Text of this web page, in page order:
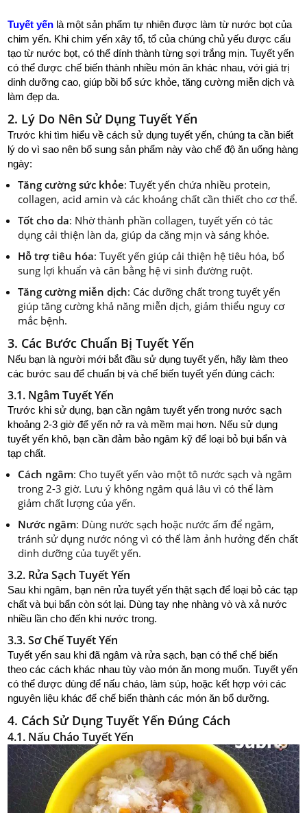
Tuyết yến là một sản phẩm tự nhiên được làm từ nước bọt của
chim yến. Khi chim yến xây tổ, tổ của chúng chủ yếu được cấu
tạo từ nước bọt, có thể dính thành từng sợi trắng mịn. Tuyết yến
có thể được chế biến thành nhiều món ăn khác nhau, với giá trị
dinh dưỡng cao, giúp bồi bổ sức khỏe, tăng cường miễn dịch và
làm đẹp da.
2. Lý Do Nên Sử Dụng Tuyết Yến
Trước khi tìm hiểu về cách sử dụng tuyết yến, chúng ta cần biết
lý do vì sao nên bổ sung sản phẩm này vào chế độ ăn uống hàng
ngày:
Tăng cường sức khỏe: Tuyết yến chứa nhiều protein,
collagen, acid amin và các khoáng chất cần thiết cho cơ thể.
Tốt cho da: Nhờ thành phần collagen, tuyết yến có tác
dụng cải thiện làn da, giúp da căng mịn và sáng khỏe.
Hỗ trợ tiêu hóa: Tuyết yến giúp cải thiện hệ tiêu hóa, bổ
sung lợi khuẩn và cân bằng hệ vi sinh đường ruột.
Tăng cường miễn dịch: Các dưỡng chất trong tuyết yến
giúp tăng cường khả năng miễn dịch, giảm thiểu nguy cơ
mắc bệnh.
3. Các Bước Chuẩn Bị Tuyết Yến
Nếu bạn là người mới bắt đầu sử dụng tuyết yến, hãy làm theo
các bước sau để chuẩn bị và chế biến tuyết yến đúng cách:
3.1. Ngâm Tuyết Yến
Trước khi sử dụng, bạn cần ngâm tuyết yến trong nước sạch
khoảng 2-3 giờ để yến nở ra và mềm mại hơn. Nếu sử dụng
tuyết yến khô, bạn cần đảm bảo ngâm kỹ để loại bỏ bụi bẩn và
tạp chất.
Cách ngâm: Cho tuyết yến vào một tô nước sạch và ngâm
trong 2-3 giờ. Lưu ý không ngâm quá lâu vì có thể làm
giảm chất lượng của yến.
Nước ngâm: Dùng nước sạch hoặc nước ấm để ngâm,
tránh sử dụng nước nóng vì có thể làm ảnh hưởng đến chất
dinh dưỡng của tuyết yến.
3.2. Rửa Sạch Tuyết Yến
Sau khi ngâm, bạn nên rửa tuyết yến thật sạch để loại bỏ các tạp
chất và bụi bẩn còn sót lại. Dùng tay nhẹ nhàng vò và xả nước
nhiều lần cho đến khi nước trong.
3.3. Sơ Chế Tuyết Yến
Tuyết yến sau khi đã ngâm và rửa sạch, bạn có thể chế biến
theo các cách khác nhau tùy vào món ăn mong muốn. Tuyết yến
có thể được dùng để nấu cháo, làm súp, hoặc kết hợp với các
nguyên liệu khác để chế biến thành các món ăn bổ dưỡng.
4. Cách Sử Dụng Tuyết Yến Đúng Cách
4.1. Nấu Cháo Tuyết Yến